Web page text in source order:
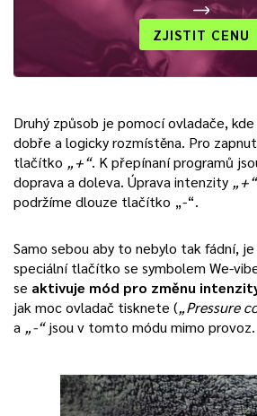
ZJISTIT CENU
Druhý způsob je pomocí ovladače,
dobře a logicky rozmístěna. Pro
tlačítko „+“. K přepínaní programů
doprava a doleva. Úprava intenzity „+“
podržíme dlouze tlačítko „-“.
Samo sebou aby to nebylo tak fádní,
speciální tlačítko se symbolem We-
se aktivuje mód pro změnu
jak moc ovladač tisknete („Pressure
a „-“jsou v tomto módu mimo provoz.